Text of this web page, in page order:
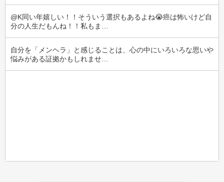
@K同い年嬉しい！！そういう選択もあるよね😭癌は怖いけど自
分の人生だもんね！！私もま…
自分を「メンヘラ」と感じることは、心の中にいろいろな思いや
悩みがある証拠かもしれませ…